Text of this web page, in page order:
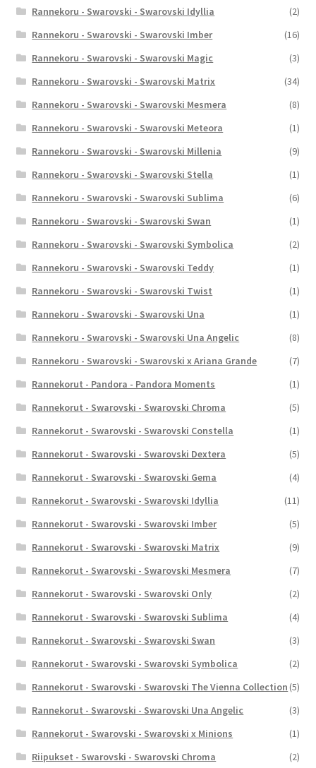
Rannekoru - Swarovski - Swarovski Idyllia
(2)
Rannekoru - Swarovski - Swarovski Imber
(16)
Rannekoru - Swarovski - Swarovski Magic
(3)
Rannekoru - Swarovski - Swarovski Matrix
(34)
Rannekoru - Swarovski - Swarovski Mesmera
(8)
Rannekoru - Swarovski - Swarovski Meteora
(1)
Rannekoru - Swarovski - Swarovski Millenia
(9)
Rannekoru - Swarovski - Swarovski Stella
(1)
Rannekoru - Swarovski - Swarovski Sublima
(6)
Rannekoru - Swarovski - Swarovski Swan
(1)
Rannekoru - Swarovski - Swarovski Symbolica
(2)
Rannekoru - Swarovski - Swarovski Teddy
(1)
Rannekoru - Swarovski - Swarovski Twist
(1)
Rannekoru - Swarovski - Swarovski Una
(1)
Rannekoru - Swarovski - Swarovski Una Angelic
(8)
Rannekoru - Swarovski - Swarovski x Ariana Grande
(7)
Rannekorut - Pandora - Pandora Moments
(1)
Rannekorut - Swarovski - Swarovski Chroma
(5)
Rannekorut - Swarovski - Swarovski Constella
(1)
Rannekorut - Swarovski - Swarovski Dextera
(5)
Rannekorut - Swarovski - Swarovski Gema
(4)
Rannekorut - Swarovski - Swarovski Idyllia
(11)
Rannekorut - Swarovski - Swarovski Imber
(5)
Rannekorut - Swarovski - Swarovski Matrix
(9)
Rannekorut - Swarovski - Swarovski Mesmera
(7)
Rannekorut - Swarovski - Swarovski Only
(2)
Rannekorut - Swarovski - Swarovski Sublima
(4)
Rannekorut - Swarovski - Swarovski Swan
(3)
Rannekorut - Swarovski - Swarovski Symbolica
(2)
Rannekorut - Swarovski - Swarovski The Vienna Collection (5)
Rannekorut - Swarovski - Swarovski Una Angelic
(3)
Rannekorut - Swarovski - Swarovski x Minions
(1)
Riipukset - Swarovski - Swarovski Chroma
(2)